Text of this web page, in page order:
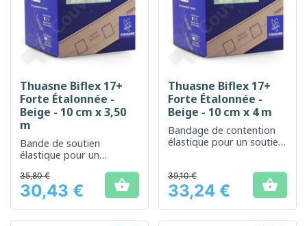
Thuasne Biflex 17+
Forte Étalonnée -
Beige - 10 cm x 3,50
m
Bande de soutien
élastique pour un
articulations
Prix
35,80 €
30,43 € 
Thuasne Biflex 17+
Forte Étalonnée -
Beige - 10 cm x 4 m
Bandage de contention
élastique pour un soutien
Prix
39,10 €
33,24 € 